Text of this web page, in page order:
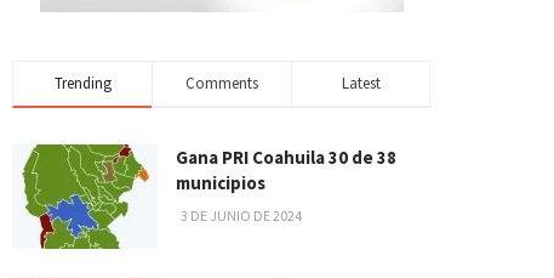
Trending Comments Latest
Gana PRI Coahuila 30 de 38
municipios
3 DE JUNIO DE 2024